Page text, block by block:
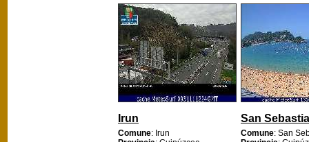
Irun
Comune: Irun
San
Comune: San